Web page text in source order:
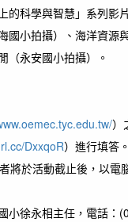
的科學與智慧」系列影
國小拍攝）、海洋資源
（永安國小拍攝）。
）
DxxqoR）進行填答
將於活動截止後，以電
小徐永相主任，電話：